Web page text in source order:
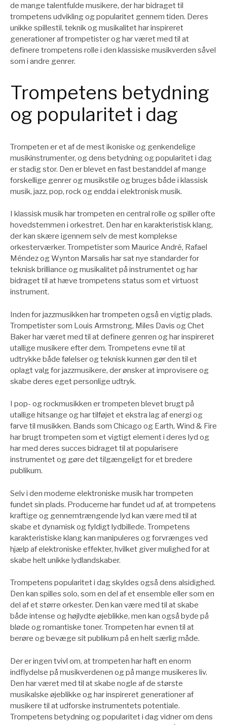
de mange talentfulde musikere, der har bidraget til
trompetens udvikling og popularitet gennem tiden. Deres
unikke spillestil, teknik og musikalitet har inspireret
generationer af trompetister og har været med til at
definere trompetens rolle i den klassiske musikverden såvel
som i andre genrer.
Trompetens betydning
og popularitet i dag
Trompeten er et af de mest ikoniske og genkendelige
musikinstrumenter, og dens betydning og popularitet i dag
er stadig stor. Den er blevet en fast bestanddel af mange
forskellige genrer og musikstile og bruges både i klassisk
musik, jazz, pop, rock og endda i elektronisk musik.
I klassisk musik har trompeten en central rolle og spiller ofte
hovedstemmen i orkestret. Den har en karakteristisk klang,
der kan skære igennem selv de mest komplekse
orkesterværker. Trompetister som Maurice André, Rafael
Méndez og Wynton Marsalis har sat nye standarder for
teknisk brilliance og musikalitet på instrumentet og har
bidraget til at hæve trompetens status som et virtuost
instrument.
Inden for jazzmusikken har trompeten også en vigtig plads.
Trompetister som Louis Armstrong, Miles Davis og Chet
Baker har været med til at definere genren og har inspireret
utallige musikere efter dem. Trompetens evne til at
udtrykke både følelser og teknisk kunnen gør den til et
oplagt valg for jazzmusikere, der ønsker at improvisere og
skabe deres eget personlige udtryk.
I pop- og rockmusikken er trompeten blevet brugt på
utallige hitsange og har tilføjet et ekstra lag af energi og
farve til musikken. Bands som Chicago og Earth, Wind & Fire
har brugt trompeten som et vigtigt element i deres lyd og
har med deres succes bidraget til at popularisere
instrumentet og gøre det tilgængeligt for et bredere
publikum.
Selv i den moderne elektroniske musik har trompeten
fundet sin plads. Producerne har fundet ud af, at trompetens
kraftige og gennemtrængende lyd kan være med til at
skabe et dynamisk og fyldigt lydbillede. Trompetens
karakteristiske klang kan manipuleres og forvrænges ved
hjælp af elektroniske effekter, hvilket giver mulighed for at
skabe helt unikke lydlandskaber.
Trompetens popularitet i dag skyldes også dens alsidighed.
Den kan spilles solo, som en del af et ensemble eller som en
del af et større orkester. Den kan være med til at skabe
både intense og højlydte øjeblikke, men kan også byde på
bløde og romantiske toner. Trompeten har evnen til at
berøre og bevæge sit publikum på en helt særlig måde.
Der er ingen tvivl om, at trompeten har haft en enorm
indflydelse på musikverdenen og på mange musikeres liv.
Den har været med til at skabe nogle af de største
musikalske øjeblikke og har inspireret generationer af
musikere til at udforske instrumentets potentiale.
Trompetens betydning og popularitet i dag vidner om dens